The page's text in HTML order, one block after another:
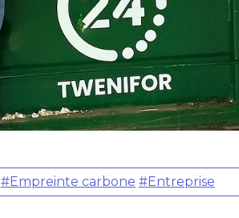
#Empreinte carbone #Entreprise